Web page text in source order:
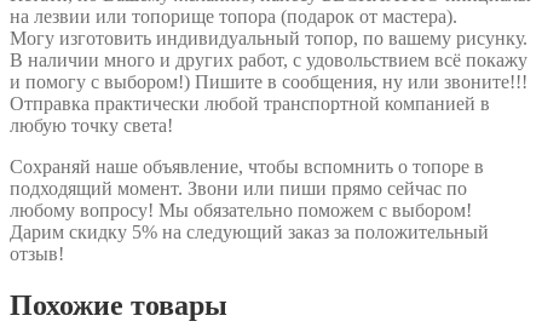
на лезвии или топорище топора (подарок от мастера).
Могу изготовить индивидуальный топор, по вашему рисунку.
В наличии много и других работ, с удовольствием всё покажу
и помогу с выбором!) Пишите в сообщения, ну или звоните!!!
Отправка практически любой транспортной компанией в
любую точку света!
Сохраняй наше объявление, чтобы вспомнить о топоре в
подходящий момент. Звони или пиши прямо сейчас по
любому вопросу! Мы обязательно поможем с выбором!
Дарим скидку 5% на следующий заказ за положительный
отзыв!
Похожие товары